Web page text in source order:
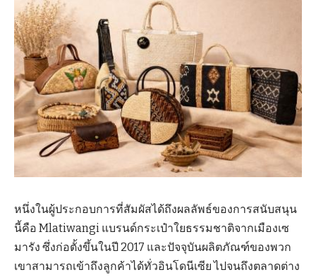
หนึ่งในผู้ประกอบการที่สัมผัสได้ถึงผลลัพธ์ของการสนับสนุน
นี้คือ Mlatiwangi แบรนด์กระเป๋าใยธรรมชาติจากเมืองเซ
มารัง ซึ่งก่อตั้งขึ้นในปี 2017 และปัจจุบันผลิตภัณฑ์ของพวก
เขาสามารถเข้าถึงลูกค้าได้ทั่วอินโดนีเซีย ไปจนถึงตลาดต่าง